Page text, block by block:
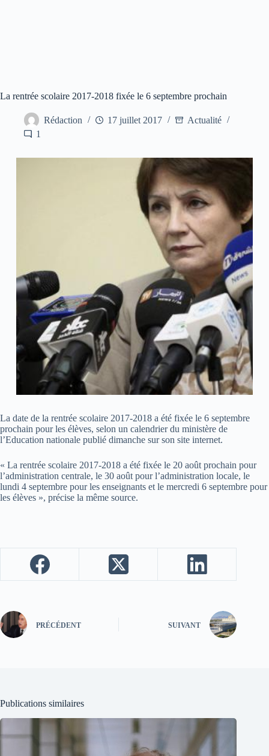
La rentrée scolaire 2017-2018 fixée le 6 septembre prochain
Rédaction 17 juillet 2017
Actualité
1
La date de la rentrée scolaire 2017-2018 a été fixée le 6 septembre
prochain pour les élèves, selon un calendrier du ministère de
l’Education nationale publié dimanche sur son site internet.
« La rentrée scolaire 2017-2018 a été fixée le 20 août prochain pour
l’administration centrale, le 30 août pour l’administration locale, le
lundi 4 septembre pour les enseignants et le mercredi 6 septembre pour
les élèves », précise la même source.
PRÉCÉDENT SUIVANT
Publications similaires